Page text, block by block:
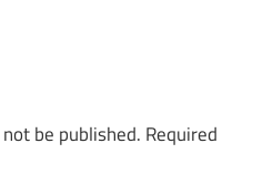
be published. Required